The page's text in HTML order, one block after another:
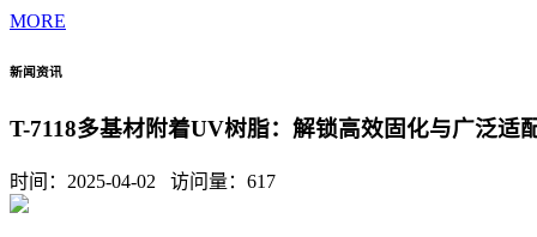
MORE
新闻资讯
T-7118多基材附着UV树脂：解锁高效固化与广泛适
时间：2025-04-02 访问量： 617